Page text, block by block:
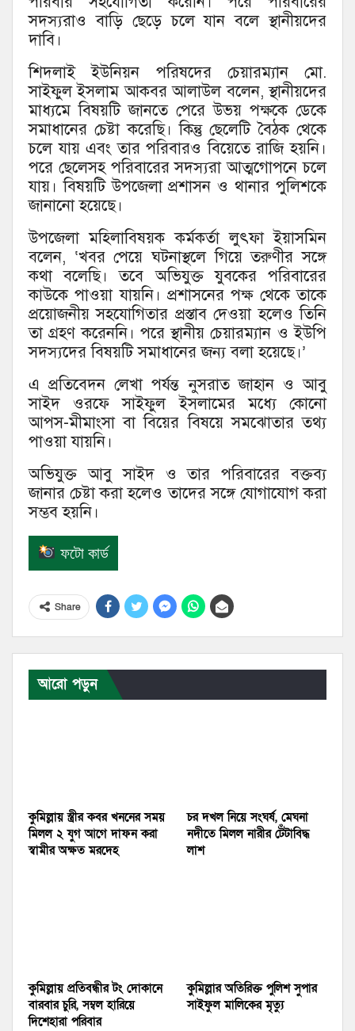
সদস্যরাও বাড়ি ছেড়ে চলে যান বলে স্থানীয়দের
দাবি।
শিদলাই ইউনিয়ন পরিষদের চেয়ারম্যান মো.
সাইফুল ইসলাম আকবর আলাউল বলেন, স্থানীয়দের
মাধ্যমে বিষয়টি জানতে পেরে উভয় পক্ষকে ডেকে
সমাধানের চেষ্টা করেছি। কিন্তু ছেলেটি বৈঠক থেকে
চলে যায় এবং তার পরিবারও বিয়েতে রাজি হয়নি।
পরে ছেলেসহ পরিবারের সদস্যরা আত্মগোপনে চলে
যায়। বিষয়টি উপজেলা প্রশাসন ও থানার পুলিশকে
জানানো হয়েছে।
উপজেলা মহিলাবিষয়ক কর্মকর্তা লুৎফা ইয়াসমিন
বলেন, ‘খবর পেয়ে ঘটনাস্থলে গিয়ে তরুণীর সঙ্গে
কথা বলেছি। তবে অভিযুক্ত যুবকের পরিবারের
কাউকে পাওয়া যায়নি। প্রশাসনের পক্ষ থেকে তাকে
প্রয়োজনীয় সহযোগিতার প্রস্তাব দেওয়া হলেও তিনি
তা গ্রহণ করেননি। পরে স্থানীয় চেয়ারম্যান ও ইউপি
সদস্যদের বিষয়টি সমাধানের জন্য বলা হয়েছে।’
এ প্রতিবেদন লেখা পর্যন্ত নুসরাত জাহান ও আবু
সাইদ ওরফে সাইফুল ইসলামের মধ্যে কোনো
আপস-মীমাংসা বা বিয়ের বিষয়ে সমঝোতার তথ্য
পাওয়া যায়নি।
অভিযুক্ত আবু সাইদ ও তার পরিবারের বক্তব্য
জানার চেষ্টা করা হলেও তাদের সঙ্গে যোগাযোগ করা
সম্ভব হয়নি।
ফটো কার্ড
Share
আরো পড়ুন
কুমিল্লায় স্ত্রীর কবর খননের সময়
মিলল ২ যুগ আগে দাফন করা
স্বামীর অক্ষত মরদেহ
চর দখল নিয়ে সংঘর্ষ, মেঘনা
নদীতে মিলল নারীর টেঁটাবিদ্ধ
লাশ
কুমিল্লায় প্রতিবন্ধীর টং দোকানে
বারবার চুরি, সম্বল হারিয়ে
দিশেহারা পরিবার
কুমিল্লার অতিরিক্ত পুলিশ সুপার
সাইফুল মালিকের মৃত্যু